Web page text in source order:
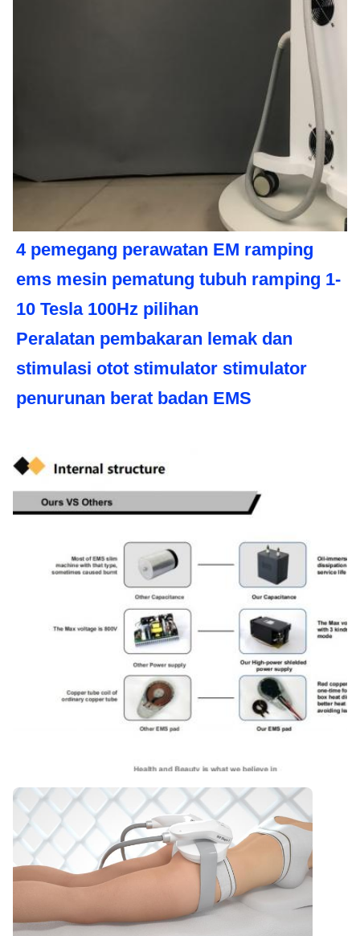
4 pemegang perawatan EM ramping
ems mesin pematung tubuh ramping 1-
10 Tesla 100Hz pilihan
Peralatan pembakaran lemak dan
stimulasi otot stimulator stimulator
penurunan berat badan EMS